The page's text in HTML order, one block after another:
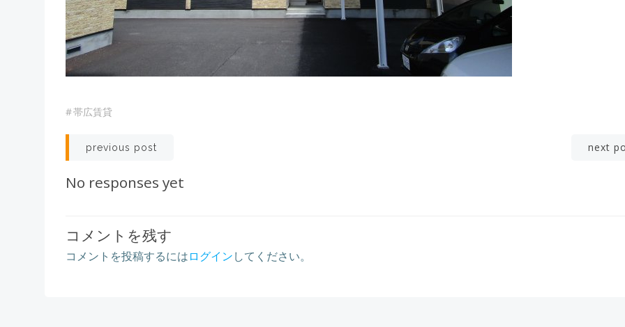
#帯広賃貸
Post
navigation
previous post next
No responses yet
コメントを残す
コメントを投稿するにはログインしてください。